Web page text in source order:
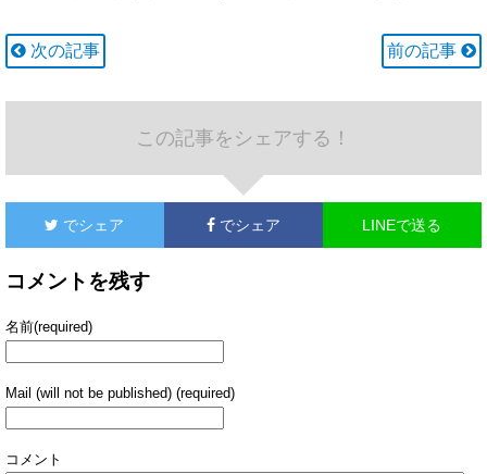
次の記事 前の記事
この記事をシェアする！
でシェア でシェア LINEで送る
コメントを残す
名前(required)
Mail (will not be published) (required)
コメント